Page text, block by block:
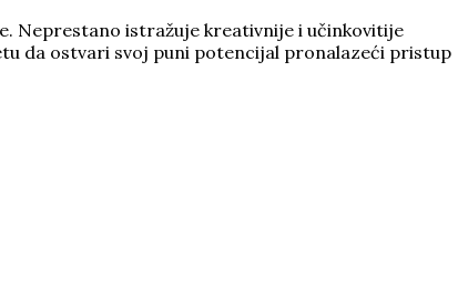
Neprestano istražuje kreativnije i učinkovitije
da ostvari svoj puni potencijal pronalazeći pristup